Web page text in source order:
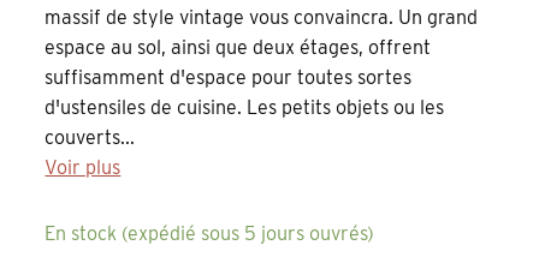
massif de style vintage vous convaincra. Un grand
espace au sol, ainsi que deux étages, offrent
suffisamment d'espace pour toutes sortes
d'ustensiles de cuisine. Les petits objets ou les
couverts...
Voir plus
En stock (expédié sous 5 jours ouvrés)